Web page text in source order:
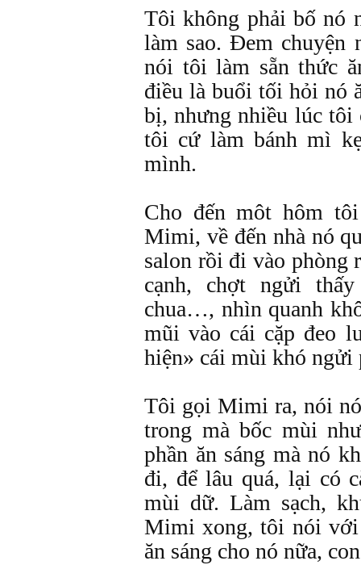
Tôi không phải bố nó
làm sao. Đem chuyện
nói tôi làm sẵn thức
điều là buổi tối hỏi nó
bị, nhưng nhiều lúc tôi
tôi cứ làm bánh mì
mình.
Cho đến môt hôm
Mimi, về đến nhà nó
salon rồi đi vào phòng
cạnh, chợt ngửi
chua…, nhìn quanh
mũi vào cái cặp đeo
hiện» cái mùi khó ngửi
Tôi gọi Mimi ra, nói
trong mà bốc mùi
phần ăn sáng mà nó
đi, để lâu quá, lại có
mùi dữ. Làm sạch,
Mimi xong, tôi nói với
ăn sáng cho nó nữa,